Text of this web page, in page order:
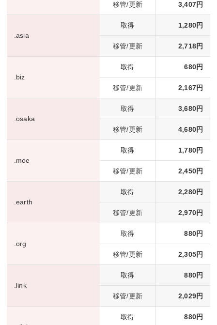
移管/更新 3,407円
.asia
取得 1,280円
移管/更新 2,718円
.biz
取得 680円
移管/更新 2,167円
.osaka
取得 3,680円
移管/更新 4,680円
.moe
取得 1,780円
移管/更新 2,450円
.earth
取得 2,280円
移管/更新 2,970円
.org
取得 880円
移管/更新 2,305円
.link
取得 880円
移管/更新 2,029円
取得 880円